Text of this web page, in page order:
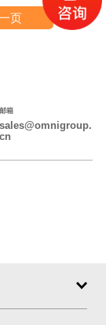
页
邮箱
sales@omnigroup.
cn